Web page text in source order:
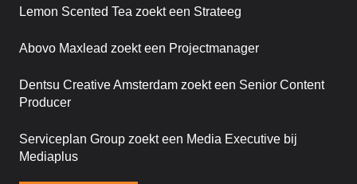
Lemon Scented Tea zoekt een Strateeg
Abovo Maxlead zoekt een Projectmanager
Dentsu Creative Amsterdam zoekt een Senior Content
Producer
Serviceplan Group zoekt een Media Executive bij
Mediaplus